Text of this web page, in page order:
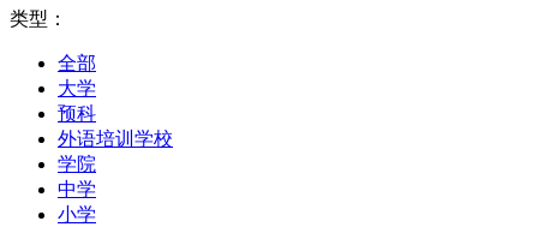
类型：
全部
大学
预科
外语培训学校
学院
中学
小学